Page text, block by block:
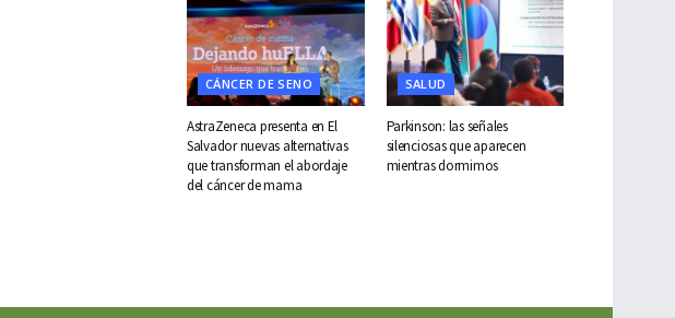
CÁNCER DE SENO
AstraZeneca presenta en El
Salvador nuevas alternativas
que transforman el abordaje
del cáncer de mama
SALUD
Parkinson: las señales
silenciosas que aparecen
mientras dormimos